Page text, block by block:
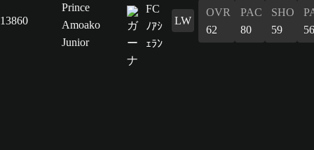
13860
Prince
Amoako
Junior
LW
OVR
62
PAC
80
SHO
59
56